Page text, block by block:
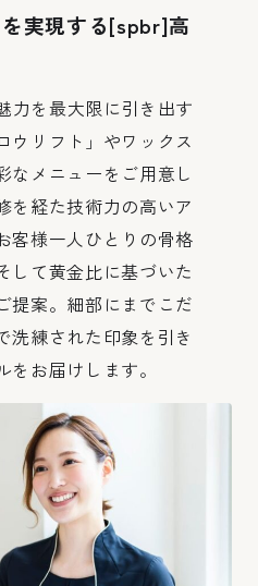
実現する[spbr]高
力を最大限に引き出す
ウリフト」やワックス
なメニューをご用意し
を経た技術力の高いア
客様一人ひとりの骨格
して黄金比に基づいた
提案。細部にまでこだ
洗練された印象を引き
お届けします。